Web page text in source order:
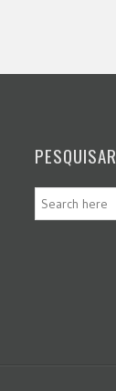
PESQUISAR